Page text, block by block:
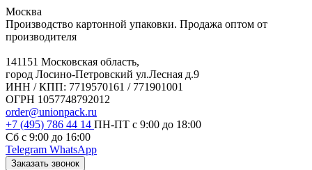
Москва
Производство картонной упаковки. Продажа оптом от
производителя
141151 Московская область,
город Лосино-Петровский ул.Лесная д.9
ИНН / КПП: 7719570161 / 771901001
ОГРН 1057748792012
order@unionpack.ru
+7 (495) 786 44 14 ПН-ПТ с 9:00 до 18:00
Сб с 9:00 до 16:00
Telegram WhatsApp
Заказать звонок